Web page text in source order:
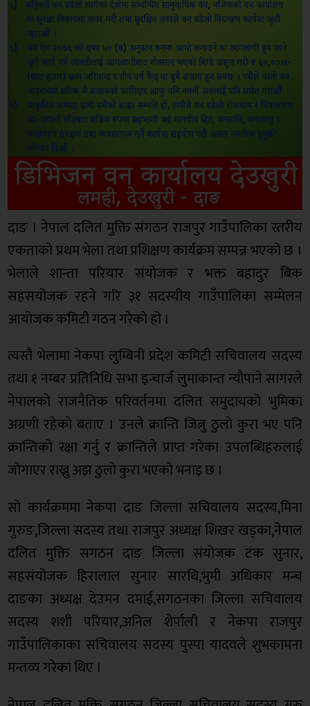
दाङ । नेपाल दलित मुक्ति संगठन राजपुर गाउँपालिका स्तरीय
एकताको प्रथम भेला तथा प्रशिक्षण कार्यक्रम सम्पन्न भएको छ ।
भेलाले शान्ता परियार संयोजक र भक्त बहादुर बिक
सहसयोजक रहने गरि ३१ सदस्यीय गाउँपालिका सम्मेलन
आयोजक कमिटी गठन गरेको हो ।
त्यस्तै भेलामा नेकपा लुम्बिनी प्रदेश कमिटी सचिवालय सदस्य
तथा १ नम्बर प्रतिनिधि सभा इन्चार्ज लुमाकान्त न्यौपाने सागरले
नेपालको राजनैतिक परिवर्तनमा दलित समुदायको भुमिका
अग्रणी रहेको बताए । उनले क्रान्ति जित्नु ठुलो कुरा भए पनि
क्रान्तिको रक्षा गर्नु र क्रान्तिले प्राप्त गरेका उपलब्धिहरुलाई
जोगाएर राख्नु अझ ठुलो कुरा भएको भनाइ छ ।
सो कार्यक्रममा नेकपा दाङ जिल्ला सचिवालय सदस्य,मिना
गुरुङ,जिल्ला सदस्य तथा राजपुर अध्यक्ष शिखर खड्का,नेपाल
दलित मुक्ति सगठन दाङ जिल्ला संयोजक टंक सुनार,
सहसंयोजक हिरालाल सुनार सारथि,भुमी अधिकार मन्च
दाङका अध्यक्ष देउमन दमाई,सगठनका जिल्ला सचिवालय
सदस्य शशी परियार,अनिल शेर्पाली र नेकपा राजपुर
गाउँपालिकाका सचिवालय सदस्य पुस्पा यादवले शुभकामना
मन्तव्य गरेका थिए ।